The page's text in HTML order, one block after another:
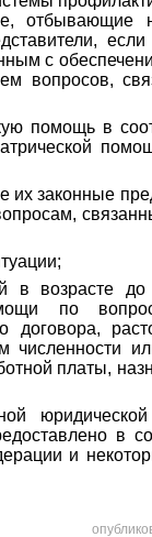
отбывающие
с
вопросов,
помощь в
законные
возрасте до
по
договора,
численности
платы,
в
и